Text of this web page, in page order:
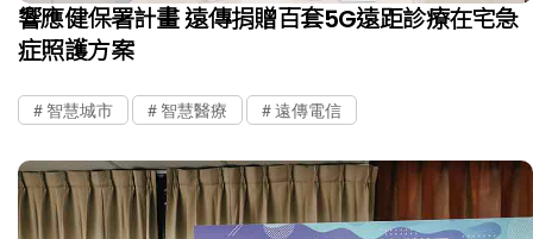
響應健保署計畫 遠傳捐贈百套5G遠距診療在宅急
症照護方案
智慧城市 智慧醫療 遠傳電信